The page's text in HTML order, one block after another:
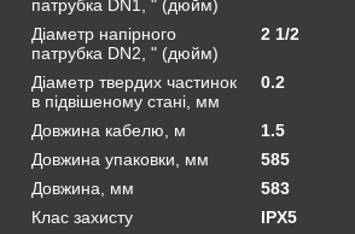
патрубка DN1, " (дюйм)
Діаметр напірного
патрубка DN2, " (дюйм)
2 1/2
Діаметр твердих частинок
в підвішеному стані, мм
0.2
Довжина кабелю, м
1.5
Довжина упаковки, мм
585
Довжина, мм
583
Клас захисту
IPX5